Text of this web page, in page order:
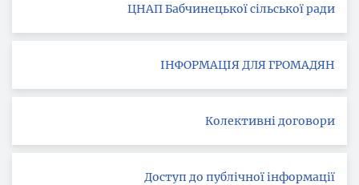
ЦНАП Бабчинецької сільської ради
ІНФОРМАЦІЯ ДЛЯ ГРОМАДЯН
Колективні договори
Доступ до публічної інформації